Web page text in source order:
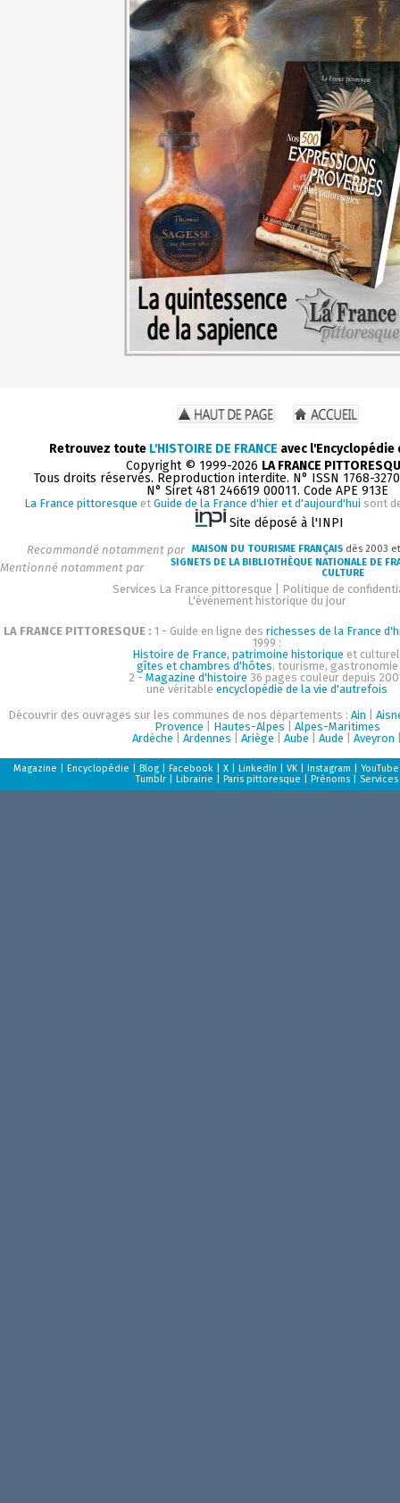
Retrouvez toute L'HISTOIRE DE FRANCE avec
Copyright © 1999-2026 LA FRANCE
Tous droits réservés. Reproduction interdite. N° ISSN 1768-
N° Siret 481 246619 00011. Code APE 913E
La France pittoresque et Guide de la France d'hier et d'aujourd'hui sont
Site déposé à l'INPI
Recommandé notamment par MAISON DU TOURISME FRANÇAIS dès 2003
Mentionné notamment par
SIGNETS DE LA BIBLIOTHÈQUE NATIONALE DE
CULTURE
Services La France pittoresque
Politique de
L'événement historique du jour
LA FRANCE PITTORESQUE : 1 - Guide en ligne des richesses de la France
1999 :
Histoire de France, patrimoine historique et
gîtes et chambres d'hôtes, tourisme, gastronomie
2 - Magazine d'histoire 36 pages couleur depuis
une véritableencyclopédie de la vie d'autrefois
Découvrir des ouvrages sur les communes de nos départements :Ain |
Provence
Hautes-Alpes
Alpes-Maritimes
Ardèche |Ardennes |Ariège |Aube |Aude |Aveyron
Magazine |Encyclopédie |Blog |Facebook |X |LinkedIn |VK |Instagram |YouTube
Tumblr |Librairie |Paris pittoresque |Prénoms Services